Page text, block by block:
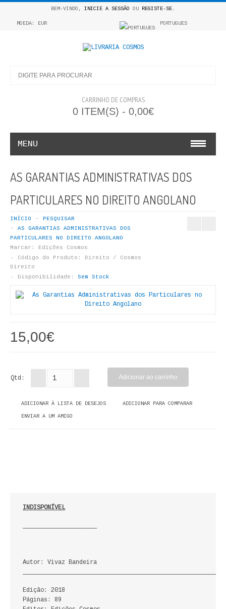
BEM-VINDO, INICIE A SESSÃO OU REGISTE-SE.
MOEDA: EUR PORTUGUES
CARRINHO DE COMPRAS
0 ITEM(S) - 0,00€
MENU
COLEÇÃO APRENDE A COLORIR
LIVROS DE PINTAR
INFANTO - JUVENIL
ANTROPOLOGIA E SOCIOLOGIA
CADERNOS HUMANITAS
CIÊNCIA POLÍTICA
ANÁLISE DA ACÇÃO EDUCATIVA
COLEÇÃO PONTO DE INTERROGAÇÃO
HISTÓRIA
HISTÓRIA DE PORTUGAL
AS GARANTIAS ADMINISTRATIVAS DOS
PARTICULARES NO DIREITO ANGOLANO
INÍCIO
PESQUISAR
AS GARANTIAS ADMINISTRATIVAS DOS
PARTICULARES NO DIREITO ANGOLANO
Marcar:
Edições Cosmos
Código do Produto:
Direito / Cosmos
Direito
Disponibilidade:
Sem Stock
15,00€
Qtd:
ADICIONAR À LISTA DE DESEJOS ADICIONAR PARA COMPARAR
ENVIAR A UM AMIGO
INDISPONÍVEL
Autor: Vivaz Bandeira
Edição: 2018
Páginas: 89